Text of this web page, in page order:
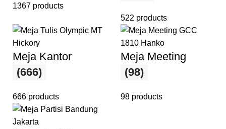
1367 products
522 products
Meja Kantor
(666)
666 products
Meja Meeting
(98)
98 products